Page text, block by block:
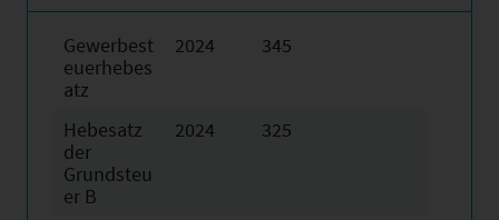
Gewerbest
euerhebes
atz
2024 345
Hebesatz
der
Grundsteu
er B
2024 325